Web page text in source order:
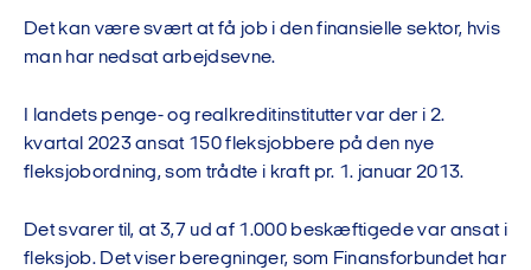
Det kan være svært at få job i den finansielle sektor, hvis
man har nedsat arbejdsevne.
I landets penge- og realkreditinstitutter var der i 2.
kvartal 2023 ansat 150 fleksjobbere på den nye
fleksjobordning, som trådte i kraft pr. 1. januar 2013.
Det svarer til, at 3,7 ud af 1.000 beskæftigede var ansat i
fleksjob. Det viser beregninger, som Finansforbundet har